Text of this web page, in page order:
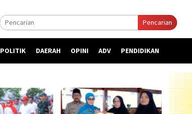
Pencarian
POLITIK DAERAH OPINI ADV PENDIDIKAN